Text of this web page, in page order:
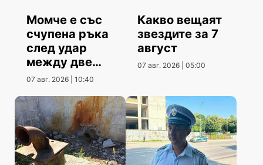
Момче е със
счупена ръка
след удар
между две
коли
07 авг. 2026 | 10:40
Какво вещаят
звездите за 7
август
07 авг. 2026 | 05:00